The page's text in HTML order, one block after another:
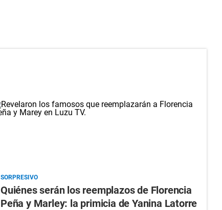
SORPRESIVO
Quiénes serán los reemplazos de Florencia
Peña y Marley: la primicia de Yanina Latorre